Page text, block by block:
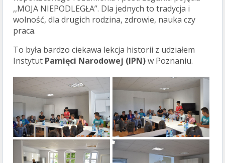
,,MOJA NIEPODLEGŁA”. Dla jednych to tradycja i
wolność, dla drugich rodzina, zdrowie, nauka czy
praca.
To była bardzo ciekawa lekcja historii z udziałem
Instytut Pamięci Narodowej (IPN)w Poznaniu.